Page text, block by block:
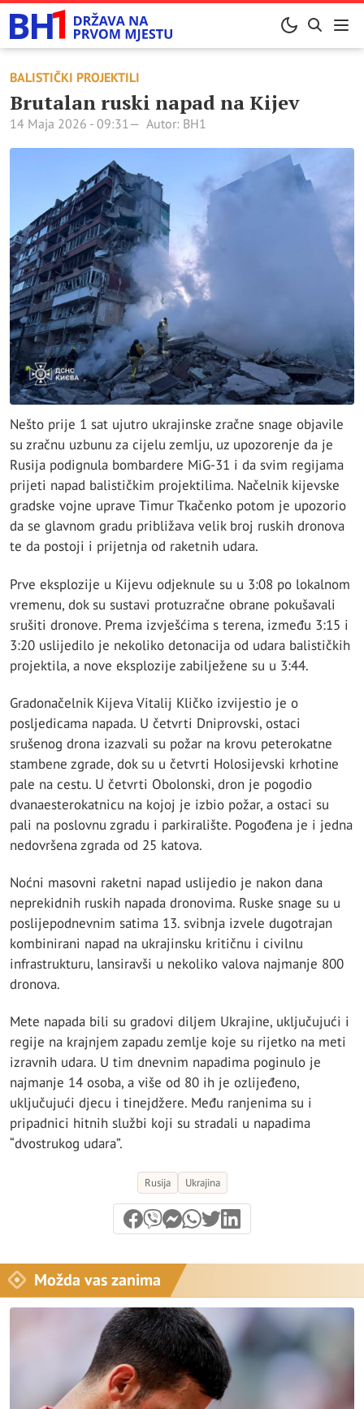
BALISTIČKI PROJEKTILI
Brutalan ruski napad na Kijev
14 Maja 2026 - 09:31 Autor: BH1
Nešto prije 1 sat ujutro ukrajinske zračne snage objavile
su zračnu uzbunu za cijelu zemlju, uz upozorenje da je
Rusija podignula bombardere MiG-31 i da svim regijama
prijeti napad balističkim projektilima. Načelnik kijevske
gradske vojne uprave Timur Tkačenko potom je upozorio
da se glavnom gradu približava velik broj ruskih dronova
te da postoji i prijetnja od raketnih udara.
Prve eksplozije u Kijevu odjeknule su u 3:08 po lokalnom
vremenu, dok su sustavi protuzračne obrane pokušavali
srušiti dronove. Prema izvješćima s terena, između 3:15 i
3:20 uslijedilo je nekoliko detonacija od udara balističkih
projektila, a nove eksplozije zabilježene su u 3:44.
Gradonačelnik Kijeva Vitalij Kličko izvijestio je o
posljedicama napada. U četvrti Dniprovski, ostaci
srušenog drona izazvali su požar na krovu peterokatne
stambene zgrade, dok su u četvrti Holosijevski krhotine
pale na cestu. U četvrti Obolonski, dron je pogodio
dvanaesterokatnicu na kojoj je izbio požar, a ostaci su
pali na poslovnu zgradu i parkiralište. Pogođena je i jedna
nedovršena zgrada od 25 katova.
Noćni masovni raketni napad uslijedio je nakon dana
neprekidnih ruskih napada dronovima. Ruske snage su u
poslijepodnevnim satima 13. svibnja izvele dugotrajan
kombinirani napad na ukrajinsku kritičnu i civilnu
infrastrukturu, lansiravši u nekoliko valova najmanje 800
dronova.
Mete napada bili su gradovi diljem Ukrajine, uključujući i
regije na krajnjem zapadu zemlje koje su rijetko na meti
izravnih udara. U tim dnevnim napadima poginulo je
najmanje 14 osoba, a više od 80 ih je ozlijeđeno,
uključujući djecu i tinejdžere. Među ranjenima su i
pripadnici hitnih službi koji su stradali u napadima
“dvostrukog udara”.
Rusija Ukrajina
Možda vas zanima